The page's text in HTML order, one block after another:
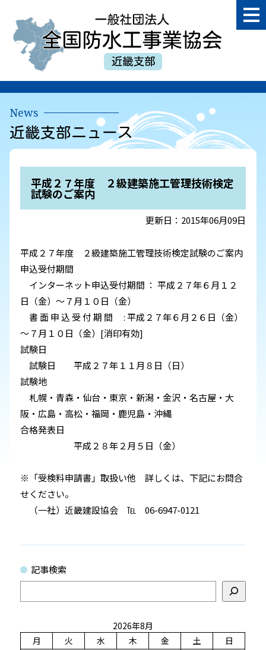
般
社
団
法
人
全
水
協
会
近
畿
News
近畿支部ニュース
平成２７年度 ２級建築施工管理技術検定
試験のご案内
更新日：2015年06月09日
平成２７年度 ２級建築施工管理技術検定試験のご案内
申込受付期間
インターネット申込受付期間 ： 平成２７年６月１２
日（金）～７月１０日（金）
書 面 申 込 受 付 期 間 : 平成２７年６月２６日（金）
～７月１０日（金）[消印有効]
試験日
試験日 平成２７年１１月８日（日）
試験地
札幌・青森・仙台・東京・新潟・金沢・名古屋・大
阪・広島・高松・福岡・鹿児島・沖縄
合格発表日
平成２８年２月５日（金）
※「受検料申請書」取扱い他 詳しくは、下記にお問合
せください。
（一社）近畿建設協会 ℡ 06-6947-0121
記事検索
索
2026年8月
月
火 水 木 金 土
日